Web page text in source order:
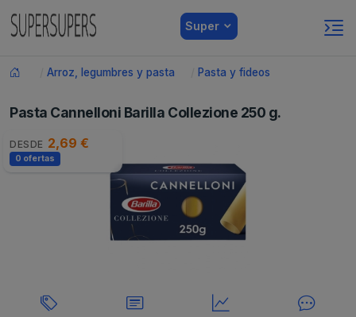
Super
Arroz, legumbres y pasta Pasta y fideos
Pasta Cannelloni Barilla Collezione 250 g.
DESDE 2,69 €
0 ofertas